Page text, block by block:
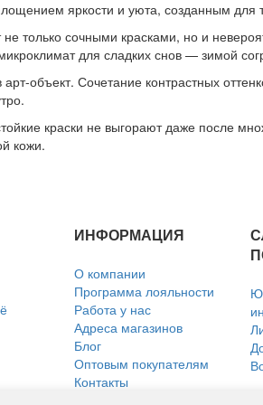
яркости и уюта, созданным для
только сочными красками, но и
для сладких снов — зимой
объект. Сочетание контрастных
краски не выгорают даже после
кожи.
ИНФОРМАЦИЯ
О компании
Программа лояльности
Работа у нас
Адреса магазинов
Блог
Оптовым покупателям
Контакты